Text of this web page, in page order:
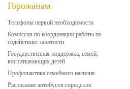
Горожанам
Телефоны первой необходимости
Комиссия по координации работы по
содействию занятости
Государственная поддержка, семей,
воспитывающих детей
Профилактика семейного насилия
Расписание автобусов городских